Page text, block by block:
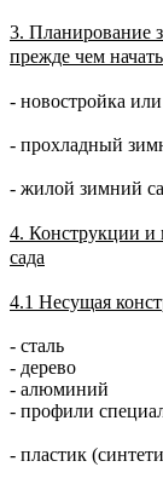
3. Планирование
прежде чем
-
-
-
4. Конструкции и
сада
4.1 Несущая
-
-
-
-
- пластик